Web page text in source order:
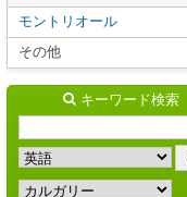
モントリオール
その他
キーワード検索